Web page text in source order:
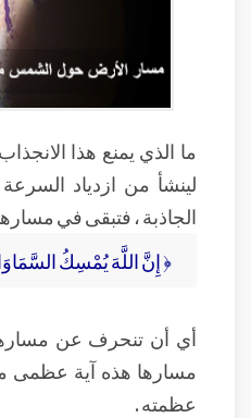
ما الذي يمنع هذا
لينشأ من ازدياد
الجاذبة ، فتبقى في
﴿ إِنَّ اللَّهَ يُمْسِكُ
أي أن تنحرف عن
مسارها هذه آية عظمى
عظمته .